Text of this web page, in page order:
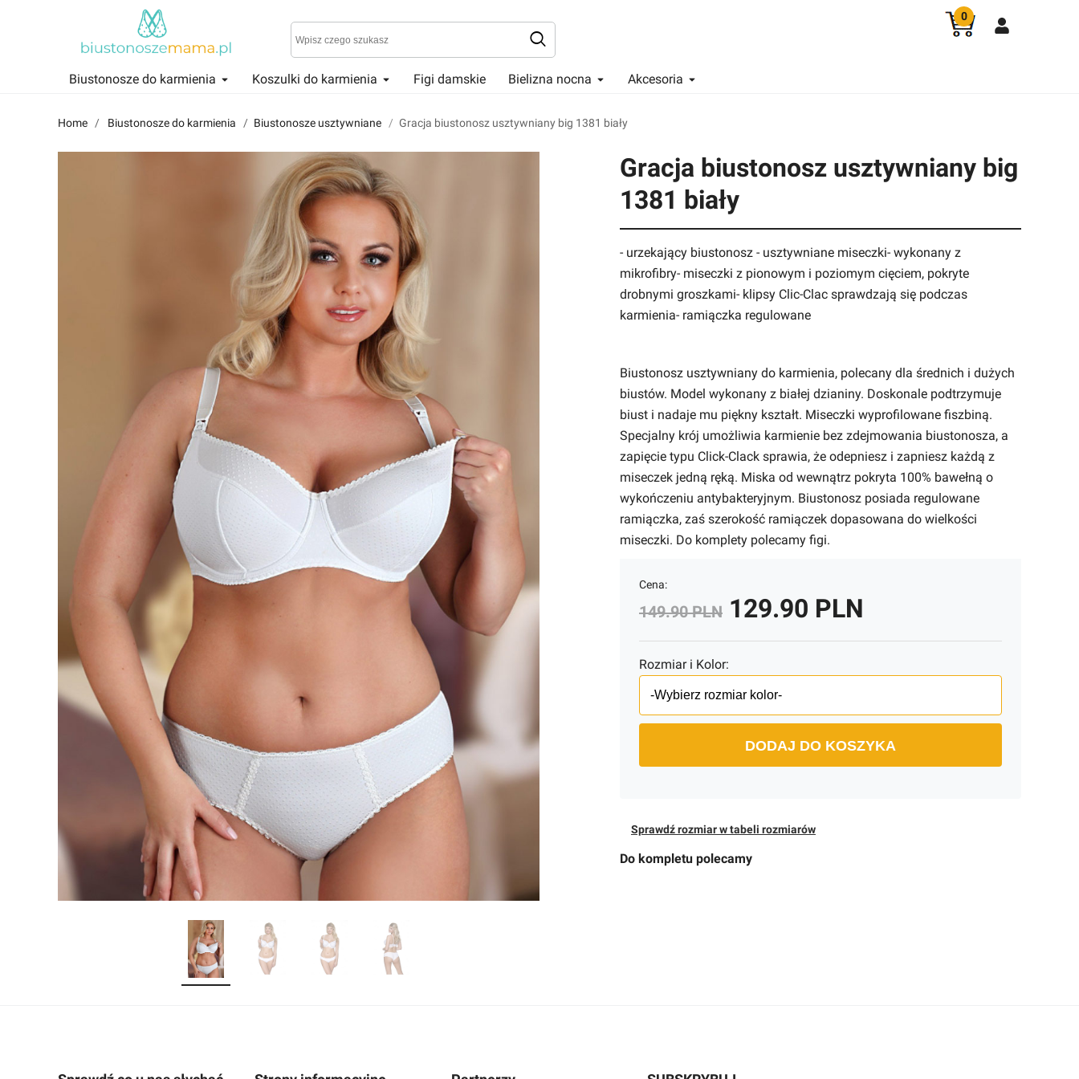
0
Biustonosze do karmienia Koszulki do karmienia Figi damskie Bielizna nocna
Akcesoria
Znajdź i przeczytaj historie użytkowników takich jak Ty!
Home Biustonosze do karmienia Biustonosze usztywniane Gracja biustonosz usztywniany big 1381 biały
Gracja biustonosz usztywniany big
1381 biały
- urzekający biustonosz - usztywniane miseczki- wykonany z
mikrofibry- miseczki z pionowym i poziomym cięciem, pokryte
drobnymi groszkami- klipsy Clic-Clac sprawdzają się podczas
karmienia- ramiączka regulowane
Biustonosz usztywniany do karmienia, polecany dla średnich i dużych
biustów. Model wykonany z białej dzianiny. Doskonale podtrzymuje
biust i nadaje mu piękny kształt. Miseczki wyprofilowane fiszbiną.
Specjalny krój umożliwia karmienie bez zdejmowania biustonosza, a
zapięcie typu Click-Clack sprawia, że odepniesz i zapniesz każdą z
miseczek jedną ręką. Miska od wewnątrz pokryta 100% bawełną o
wykończeniu antybakteryjnym. Biustonosz posiada regulowane
ramiączka, zaś szerokość ramiączek dopasowana do wielkości
miseczki. Do komplety polecamy figi.
Cena:
149.90 PLN 129.90 PLN
Rozmiar i Kolor:
DODAJ DO KOSZYKA
Sprawdź rozmiar w tabeli rozmiarów
Do kompletu polecamy